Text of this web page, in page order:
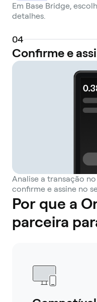
Em Base Bridge,
detalhes.
04
Confirme e
Analise a transação
confirme e assine no
Por que a
parceira